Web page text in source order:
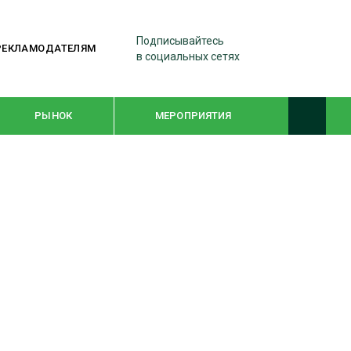
Подписывайтесь
в социальных сетях
РЫНОК МЕРОПРИЯТИЯ